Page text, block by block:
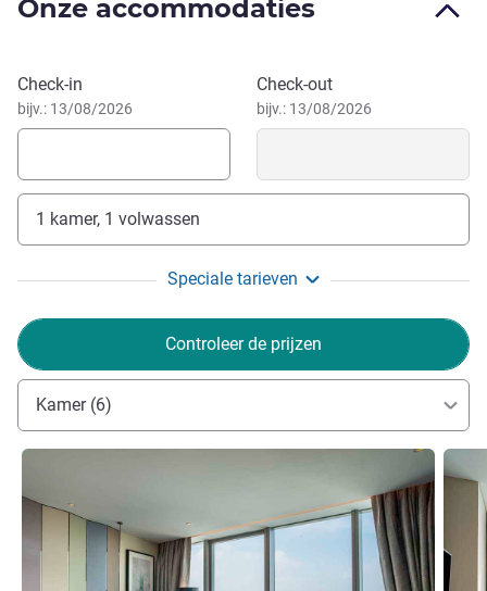
noordoosten van de provincie Jiangsu, het vertrekpunt van
natuurschoon, zoals de berg Huaguo, de berg Yuntai,
warmwaterbronnen en de Gele Zee.
Onze accommodaties
Boek dit hotel
Check-in
bijv.: 13/08/2026
Check-out
bijv.: 13/08/2026
1 kamer, 1 volwassen
Speciale tarieven
Controleer de prijzen
Kamer (6)
Meer informatie Meer